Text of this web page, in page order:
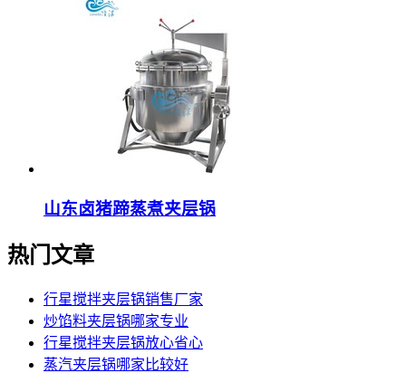
山东卤猪蹄蒸煮夹层锅
热门文章
行星搅拌夹层锅销售厂家
炒馅料夹层锅哪家专业
行星搅拌夹层锅放心省心
蒸汽夹层锅哪家比较好